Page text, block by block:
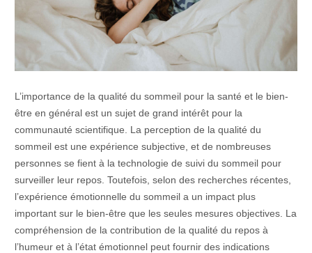
L’importance de la qualité du sommeil pour la santé et le bien-
être en général est un sujet de grand intérêt pour la
communauté scientifique. La perception de la qualité du
sommeil est une expérience subjective, et de nombreuses
personnes se fient à la technologie de suivi du sommeil pour
surveiller leur repos. Toutefois, selon des recherches récentes,
l’expérience émotionnelle du sommeil a un impact plus
important sur le bien-être que les seules mesures objectives. La
compréhension de la contribution de la qualité du repos à
l’humeur et à l’état émotionnel peut fournir des indications